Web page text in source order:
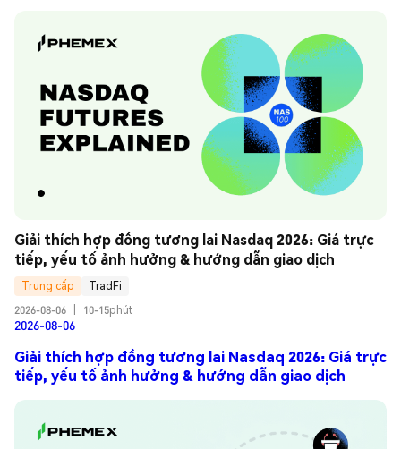
Giải thích hợp đồng tương lai Nasdaq 2026: Giá trực
tiếp, yếu tố ảnh hưởng & hướng dẫn giao dịch
Trung cấp
TradFi
2026-08-06
10-15phút
2026-08-06
Giải thích hợp đồng tương lai Nasdaq 2026: Giá trực
tiếp, yếu tố ảnh hưởng & hướng dẫn giao dịch